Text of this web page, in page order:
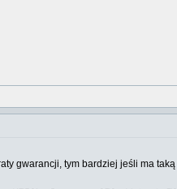
gwarancji, tym bardziej jeśli ma